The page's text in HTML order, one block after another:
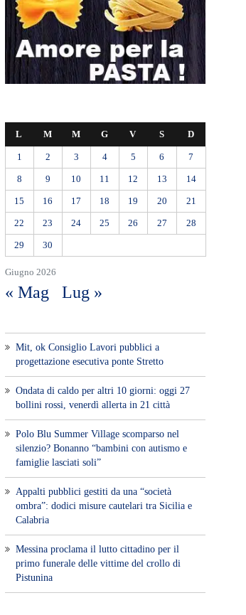
Giugno 2026
L M M G V S D
1 2 3 4 5 6 7
8 9 10 11 12 13 14
15 16 17 18 19 20 21
22 23 24 25 26 27 28
29 30
« Mag Lug »
Mit, ok Consiglio Lavori pubblici a
progettazione esecutiva ponte Stretto
Ondata di caldo per altri 10 giorni: oggi 27
bollini rossi, venerdì allerta in 21 città
Polo Blu Summer Village scomparso nel
silenzio? Bonanno “bambini con autismo e
famiglie lasciati soli”
Appalti pubblici gestiti da una “società
ombra”: dodici misure cautelari tra Sicilia e
Calabria
Messina proclama il lutto cittadino per il
primo funerale delle vittime del crollo di
Pistunina